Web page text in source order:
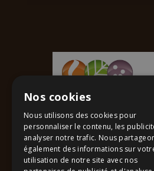
Rochias fait aujourd’hui partie du
acteur reconnu pour son savoir-
gamme d’ingrédients culinaires et
Nos cookies
Nous utilisons des cookies pour
personnaliser le contenu, les
analyser notre trafic. Nous
également des informations sur
utilisation de notre site avec nos